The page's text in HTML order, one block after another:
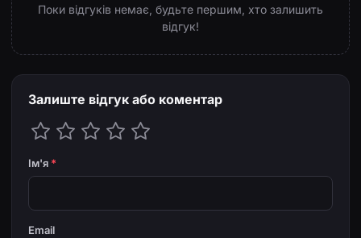
Поки відгуків немає, будьте першим, хто залишить
відгук!
Залиште відгук або коментар
Ім'я *
Email